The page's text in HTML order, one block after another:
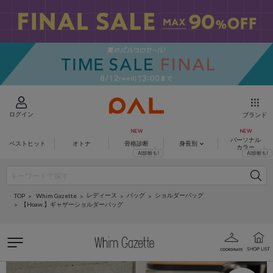
ログイン ブランド
ベストヒット オトナ 骨格診断 身長別
パーソナル
カラー
TOP Whim Gazette レディース バッグ
ショルダーバッグ
【Hoaw.】ギャザーショルダーバッグ